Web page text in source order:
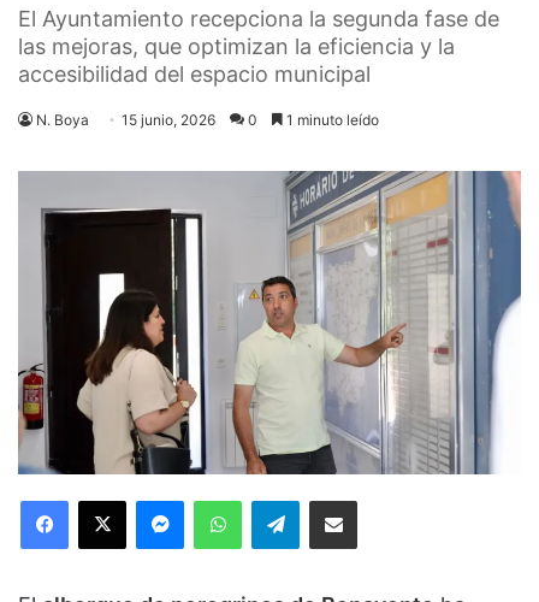
El Ayuntamiento recepciona la segunda fase de
las mejoras, que optimizan la eficiencia y la
accesibilidad del espacio municipal
N. Boya 15 junio, 2026 0 1 minuto leído
Facebook
X MessengerWhatsAppTelegramCompartir via Email